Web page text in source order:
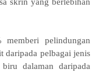
pelindungan
daripada pelbagai jenis
dalaman daripada